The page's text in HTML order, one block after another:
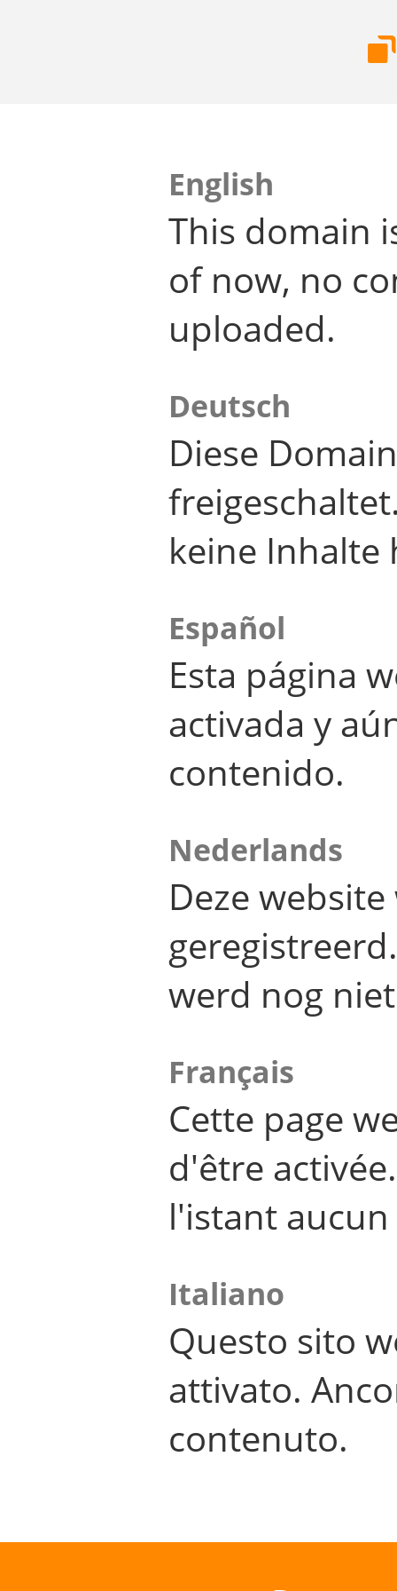
English
This domain
of now, no
uploaded.
Deutsch
Diese
keine Inhalte
Español
Esta página
activada y
contenido.
Nederlands
Deze
werd nog
Français
Cette page
d'être
l'istant
Italiano
Questo sito
attivato.
contenuto.